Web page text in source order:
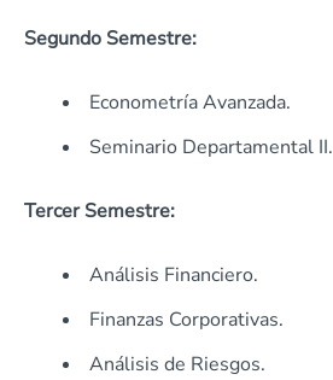
Segundo Semestre:
Econometría Avanzada.
Seminario Departamental II.
Tercer Semestre:
Análisis Financiero.
Finanzas Corporativas.
Análisis de Riesgos.